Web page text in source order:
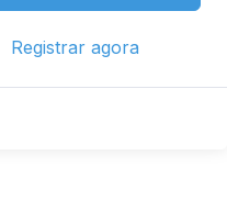
Registrar agora